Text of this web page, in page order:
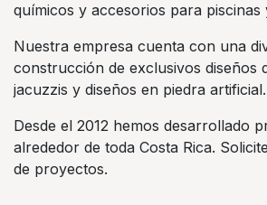
químicos y accesorios para piscinas
Nuestra empresa cuenta con una
construcción de exclusivos diseños
jacuzzis y diseños en piedra artificial.
Desde el 2012 hemos desarrollado
alrededor de toda Costa Rica.
de proyectos.